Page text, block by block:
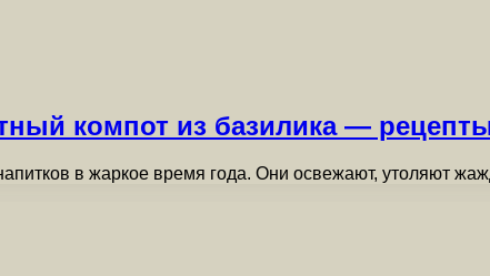
компот из базилика —
в жаркое время года. Они освежают, утоляют